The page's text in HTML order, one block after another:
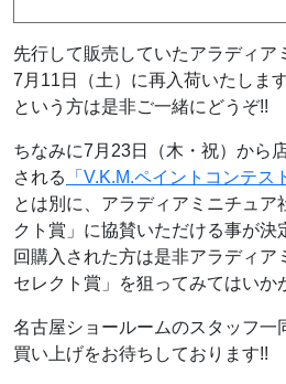
先行して販売していたアラディア
7月11日（土）に再入荷いたしま
という方は是非ご一緒にどうぞ!!
ちなみに7月23日（木・祝）から
される
「V.K.M.ペイントコンテス
とは別に、アラディアミニチュア
クト賞」に協賛いただける事が決
回購入された方は是非アラディア
セレクト賞」を狙ってみてはいか
名古屋ショールームのスタッフ一
買い上げをお待ちしております!!